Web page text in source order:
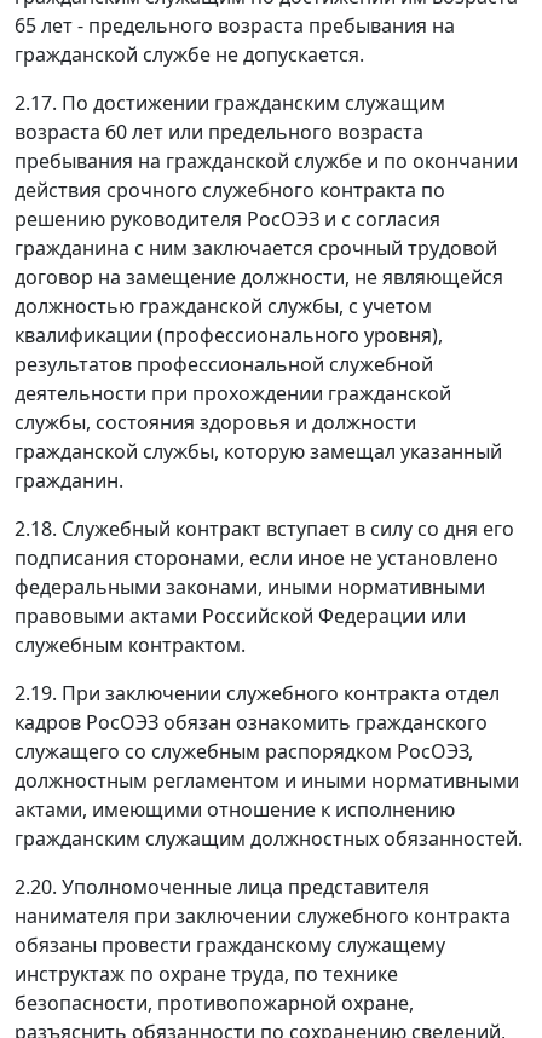
65 лет - предельного возраста пребывания на
гражданской службе не допускается.
2.17. По достижении гражданским служащим
возраста 60 лет или предельного возраста
пребывания на гражданской службе и по окончании
действия срочного служебного контракта по
решению руководителя РосОЭЗ и с согласия
гражданина с ним заключается срочный трудовой
договор на замещение должности, не являющейся
должностью гражданской службы, с учетом
квалификации (профессионального уровня),
результатов профессиональной служебной
деятельности при прохождении гражданской
службы, состояния здоровья и должности
гражданской службы, которую замещал указанный
гражданин.
2.18. Служебный контракт вступает в силу со дня его
подписания сторонами, если иное не установлено
федеральными законами, иными нормативными
правовыми актами Российской Федерации или
служебным контрактом.
2.19. При заключении служебного контракта отдел
кадров РосОЭЗ обязан ознакомить гражданского
служащего со служебным распорядком РосОЭЗ,
должностным регламентом и иными нормативными
актами, имеющими отношение к исполнению
гражданским служащим должностных обязанностей.
2.20. Уполномоченные лица представителя
нанимателя при заключении служебного контракта
обязаны провести гражданскому служащему
инструктаж по охране труда, по технике
безопасности, противопожарной охране,
разъяснить обязанности по сохранению сведений,